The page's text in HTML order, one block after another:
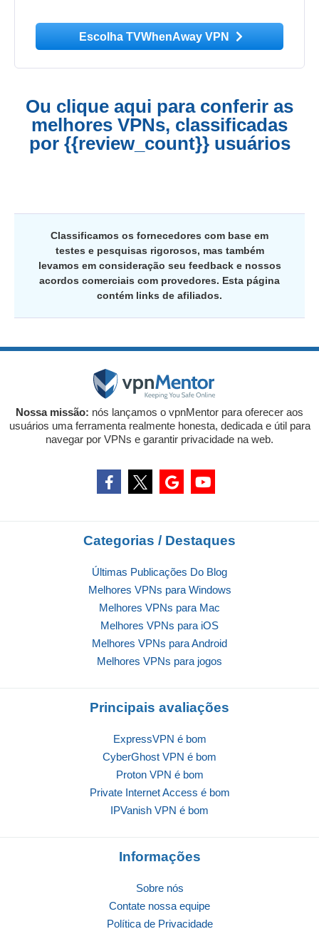
Escolha TVWhenAway VPN
Ou clique aqui para conferir as
melhores VPNs, classificadas
por {{review_count}} usuários
Classificamos os fornecedores com base em
testes e pesquisas rigorosos, mas também
levamos em consideração seu feedback e nossos
acordos comerciais com provedores. Esta página
contém links de afiliados.
Nossa missão: nós lançamos o vpnMentor para oferecer aos
usuários uma ferramenta realmente honesta, dedicada e útil para
navegar por VPNs e garantir privacidade na web.
Categorias / Destaques
Últimas Publicações Do Blog
Melhores VPNs para Windows
Melhores VPNs para Mac
Melhores VPNs para iOS
Melhores VPNs para Android
Melhores VPNs para jogos
Principais avaliações
ExpressVPN é bom
CyberGhost VPN é bom
Proton VPN é bom
Private Internet Access é bom
IPVanish VPN é bom
Informações
Sobre nós
Contate nossa equipe
Política de Privacidade